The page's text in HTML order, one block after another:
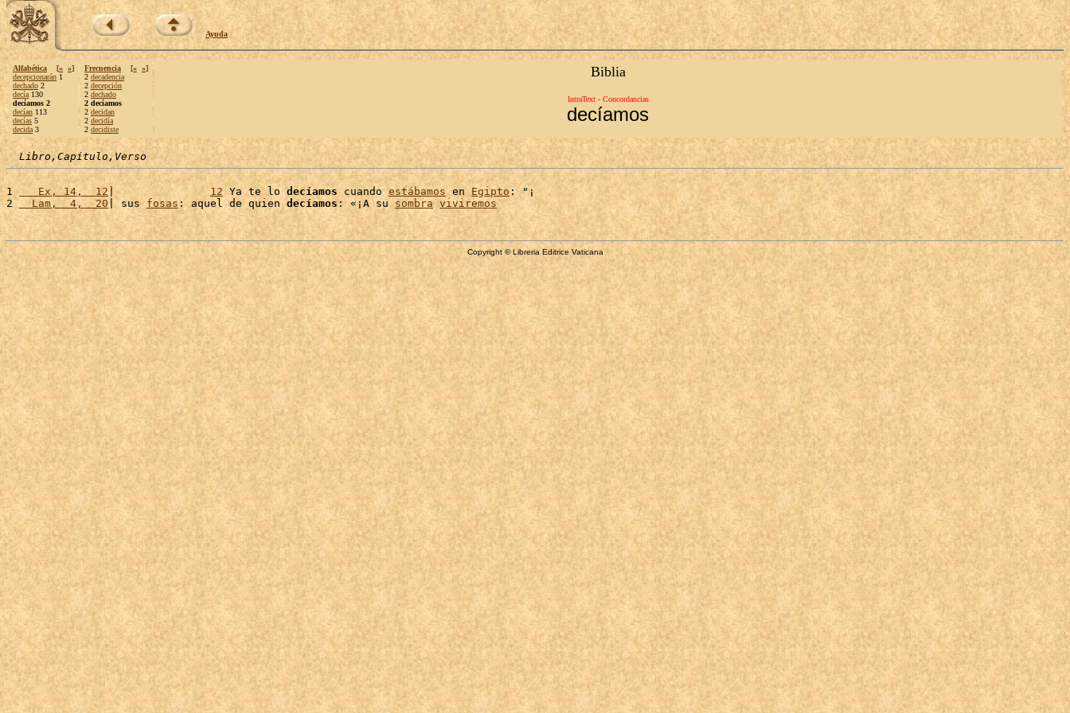
Ayuda
Alfabética [« »]
decepcionarán 1
dechado 2
decía 130
decíamos 2
decían 113
decías 5
decida 3
Frecuencia [« »]
2 decadencia
2 decepción
2 dechado
2 decíamos
2 decidan
2 decidía
2 decidiste
Biblia
IntraText - Concordancias
decíamos
Libro,Capítulo,Verso
1
   Ex, 14,  12
| 12 Ya te lo decíamos cuando estábamos en Egipto : "¡
2
  Lam,  4,  20
| sus fosas: aquel de quien decíamos : «¡A su sombra viviremos
Copyright © Libreria Editrice Vaticana